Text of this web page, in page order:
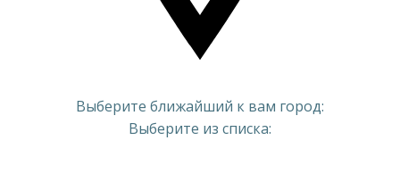
Выберите ближайший к вам город:
Выберите из списка: